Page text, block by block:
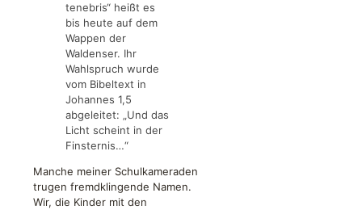
tenebris“ heißt es
bis heute auf dem
Wappen der
Waldenser. Ihr
Wahlspruch wurde
vom Bibeltext in
Johannes 1,5
abgeleitet: „Und das
Licht scheint in der
Finsternis…“
Manche meiner Schulkameraden
trugen fremdklingende Namen.
Wir, die Kinder mit den